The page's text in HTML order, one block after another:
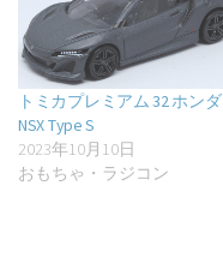
トミカプレミアム 32 ホンダ
NSX Type S
2023年10月10日
おもちゃ・ラジコン